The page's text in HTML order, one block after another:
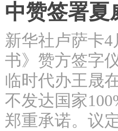
中赞签署夏
新华社卢萨卡
书》赞方签字
临时代办王晟
不发达国家
郑重承诺。议